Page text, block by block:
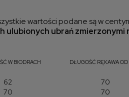
wartości podane są w
ubrań zmierzonymi
W BIODRACH DŁUGOŚĆ RĘKAWA OD
62
70
70 70